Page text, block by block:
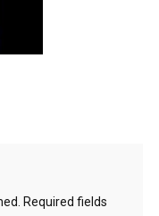
Required fields